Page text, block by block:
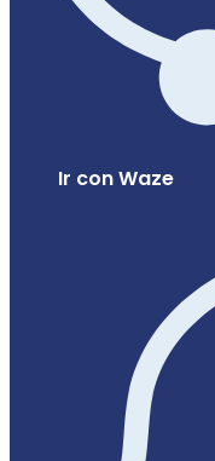
Ir con Waze